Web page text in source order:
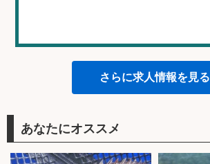
さらに求人情報を見る
あなたにオススメ